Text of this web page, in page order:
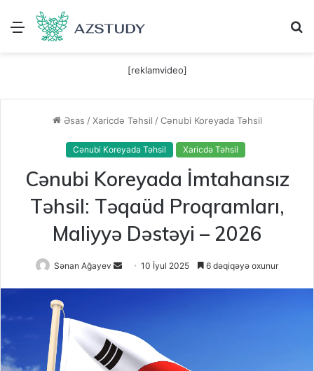
Menu
[reklamvideo]
Əsas / Xaricdə Təhsil / Cənubi Koreyada Təhsil
Cənubi Koreyada Təhsil Xaricdə Təhsil
Cənubi Koreyada İmtahansız
Təhsil: Təqaüd Proqramları,
Maliyyə Dəstəyi – 2026
Sənan Ağayev
Send10 İyul 2025 6 dəqiqəyə oxunur